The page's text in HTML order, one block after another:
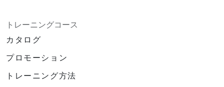
トレーニングコース
カタログ
プロモーション
トレーニング方法